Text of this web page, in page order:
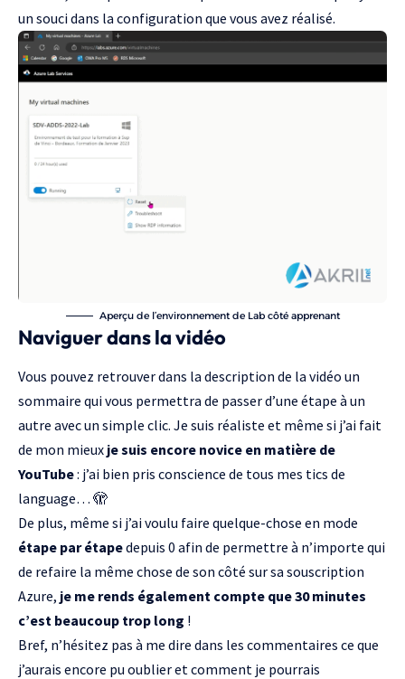
un souci dans la configuration que vous avez réalisé.
Aperçu de l’environnement de Lab côté apprenant
Naviguer dans la vidéo
Vous pouvez retrouver dans la description de la vidéo un
sommaire qui vous permettra de passer d’une étape à un
autre avec un simple clic. Je suis réaliste et même si j’ai fait
de mon mieux je suis encore novice en matière de
YouTube: j’ai bien pris conscience de tous mes tics de
language… 🫣
De plus, même si j’ai voulu faire quelque-chose en mode
étape par étapedepuis 0 afin de permettre à n’importe qui
de refaire la même chose de son côté sur sa souscription
Azure, je me rends également compte que 30 minutes
c’est beaucoup trop long !
Bref, n’hésitez pas à me dire dans les commentaires ce que
j’aurais encore pu oublier et comment je pourrais